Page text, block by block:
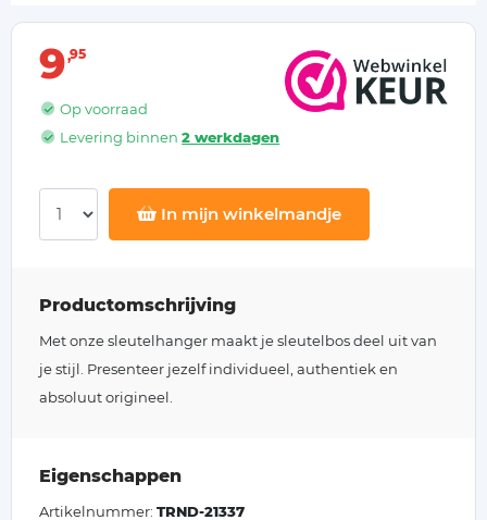
9 95
Op voorraad
Levering binnen2 werkdagen
In mijn winkelmandje
Productomschrijving
Met onze sleutelhanger maakt je sleutelbos deel uit van
je stijl. Presenteer jezelf individueel, authentiek en
absoluut origineel.
Eigenschappen
Artikelnummer: TRND-21337